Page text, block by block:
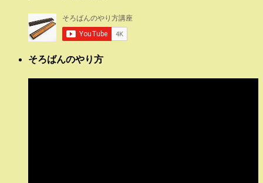
そろばんのやり方